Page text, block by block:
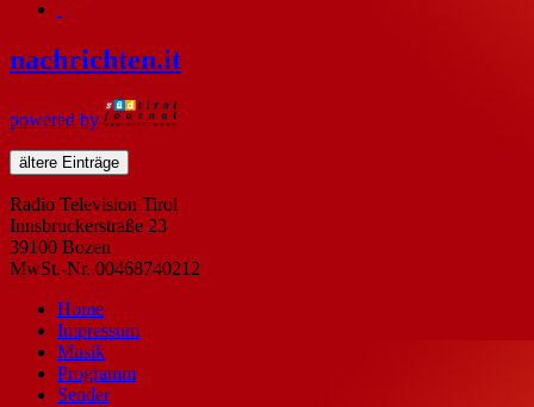
nachrichten.it
powered by
ältere Einträge
Radio Television Tirol
Innsbruckerstraße 23
39100 Bozen
MwSt.-Nr. 00468740212
Home
Impressum
Musik
Programm
Sender